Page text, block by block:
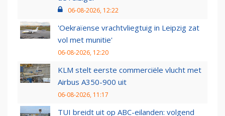
06-08-2026, 12:22
'Oekraïense vrachtvliegtuig in Leipzig zat
vol met munitie'
06-08-2026, 12:20
KLM stelt eerste commerciële vlucht met
Airbus A350-900 uit
06-08-2026, 11:17
TUI breidt uit op ABC-eilanden: volgend